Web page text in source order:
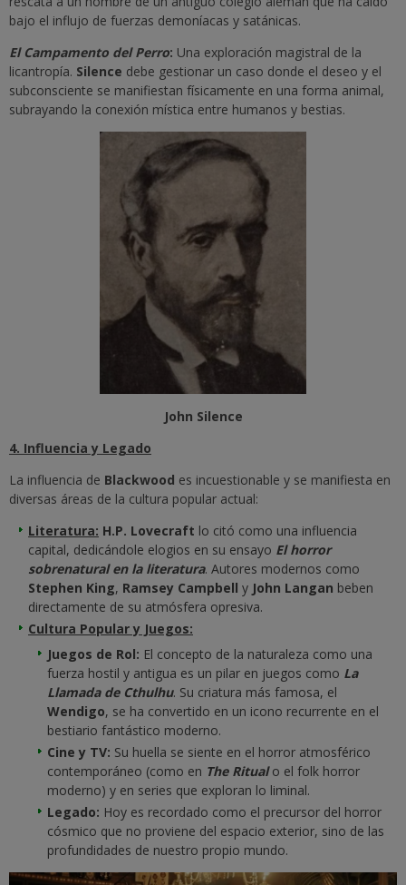
bajo el influjo de fuerzas demoníacas y satánicas.
El Campamento del Perro: Una exploración magistral de la
licantropía. Silence debe gestionar un caso donde el deseo y el
subconsciente se manifiestan físicamente en una forma animal,
subrayando la conexión mística entre humanos y bestias.
John Silence
4. Influencia y Legado
La influencia de Blackwood es incuestionable y se manifiesta en
diversas áreas de la cultura popular actual:
Literatura: H.P. Lovecraft lo citó como una influencia
capital, dedicándole elogios en su ensayo El horror
sobrenatural en la literatura. Autores modernos como
Stephen King, Ramsey Campbell y John Langan beben
directamente de su atmósfera opresiva.
Cultura Popular y Juegos:
Juegos de Rol: El concepto de la naturaleza como una
fuerza hostil y antigua es un pilar en juegos como La
Llamada de Cthulhu. Su criatura más famosa, el
Wendigo, se ha convertido en un icono recurrente en el
bestiario fantástico moderno.
Cine y TV: Su huella se siente en el horror atmosférico
contemporáneo (como en The Ritual o el folk horror
moderno) y en series que exploran lo liminal.
Legado: Hoy es recordado como el precursor del horror
cósmico que no proviene del espacio exterior, sino de las
profundidades de nuestro propio mundo.